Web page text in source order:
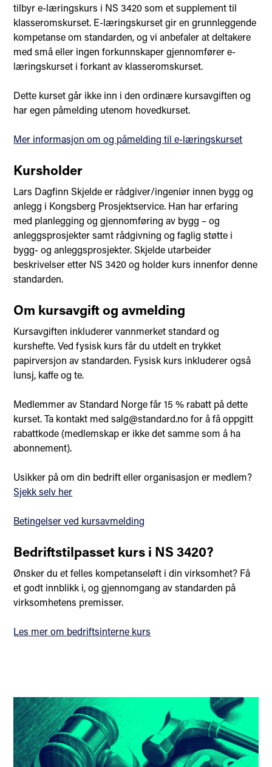
tilbyr e-læringskurs i NS 3420 som et supplement til
klasseromskurset. E-læringskurset gir en grunnleggende
kompetanse om standarden, og vi anbefaler at deltakere
med små eller ingen forkunnskaper gjennomfører e-
læringskurset i forkant av klasseromskurset.
Dette kurset går ikke inn i den ordinære kursavgiften og
har egen påmelding utenom hovedkurset.
Mer informasjon om og påmelding til e-læringskurset
Kursholder
Lars Dagfinn Skjelde er rådgiver/ingeniør innen bygg og
anlegg i Kongsberg Prosjektservice. Han har erfaring
med planlegging og gjennomføring av bygg – og
anleggsprosjekter samt rådgivning og faglig støtte i
bygg- og anleggsprosjekter. Skjelde utarbeider
beskrivelser etter NS 3420 og holder kurs innenfor denne
standarden.
Om kursavgift og avmelding
Kursavgiften inkluderer vannmerket standard og
kurshefte. Ved fysisk kurs får du utdelt en trykket
papirversjon av standarden. Fysisk kurs inkluderer også
lunsj, kaffe og te.
Medlemmer av Standard Norge får 15 % rabatt på dette
kurset. Ta kontakt med salg@standard.no for å få oppgitt
rabattkode (medlemskap er ikke det samme som å ha
abonnement).
Usikker på om din bedrift eller organisasjon er medlem?
Sjekk selv her
Betingelser ved kursavmelding
Bedriftstilpasset kurs i NS 3420?
Ønsker du et felles kompetanseløft i din virksomhet? Få
et godt innblikk i, og gjennomgang av standarden på
virksomhetens premisser.
Les mer om bedriftsinterne kurs